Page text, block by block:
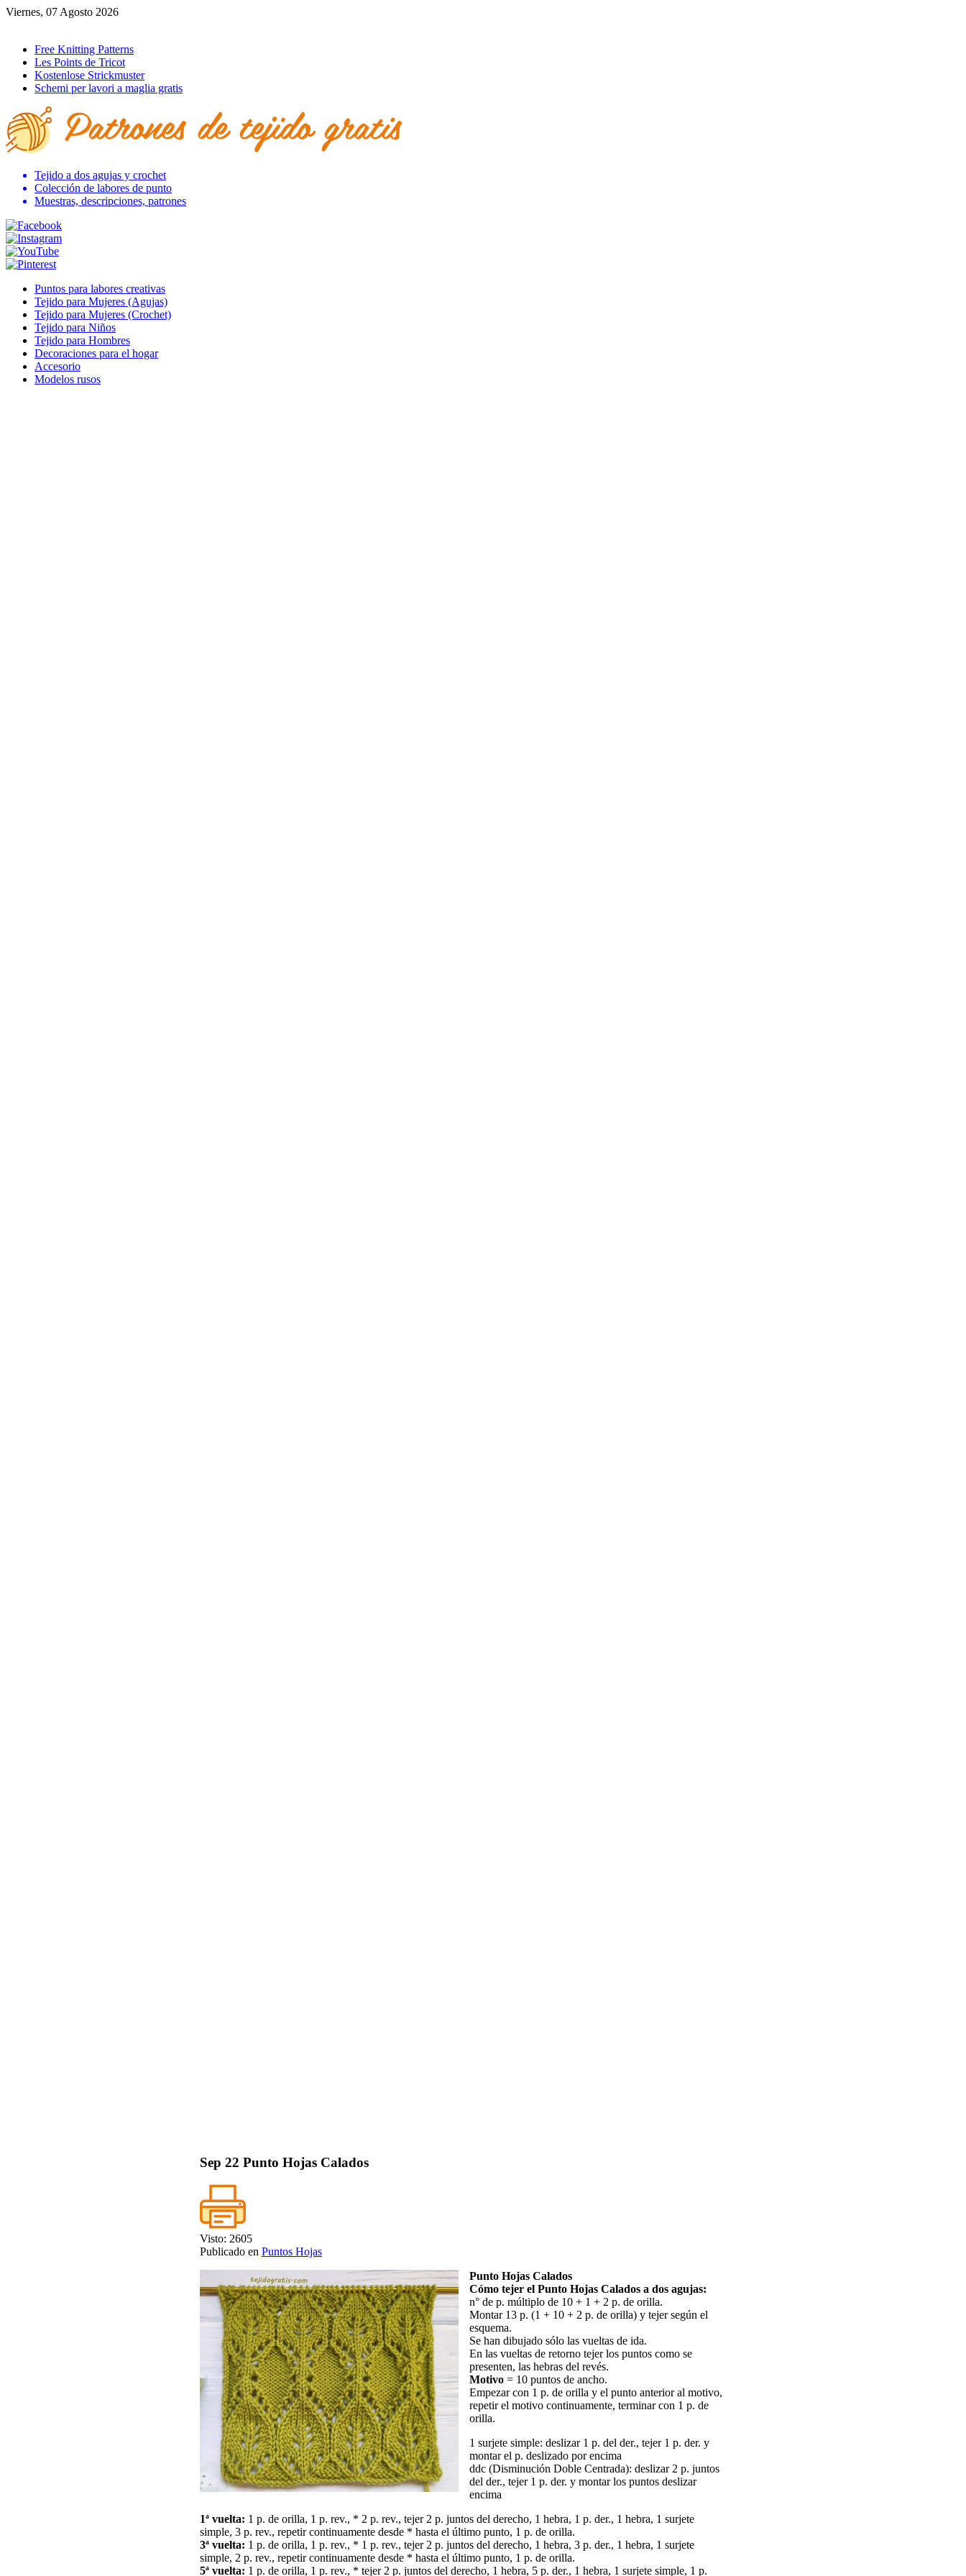
Viernes, 07 Agosto 2026
Free Knitting Patterns
Les Points de Tricot
Kostenlose Strickmuster
Schemi per lavori a maglia gratis
Tejido a dos agujas y crochet
Colección de labores de punto
Muestras, descripciones, patrones
Puntos para labores creativas
Tejido para Mujeres (Agujas)
Tejido para Mujeres (Crochet)
Tejido para Niños
Tejido para Hombres
Decoraciones para el hogar
Accesorio
Modelos rusos
Sep 22 Punto Hojas Calados
Visto: 2605
Publicado en Puntos Hojas
Punto Hojas Calados
Cómo tejer el Punto Hojas Calados a dos agujas:
n° de p. múltiplo de 10 + 1 + 2 p. de orilla.
Montar 13 p. (1 + 10 + 2 p. de orilla) y tejer según el
esquema.
Se han dibujado sólo las vueltas de ida.
En las vueltas de retorno tejer los puntos como se
presenten, las hebras del revés.
Motivo = 10 puntos de ancho.
Empezar con 1 p. de orilla y el punto anterior al motivo,
repetir el motivo continuamente, terminar con 1 p. de
orilla.
1 surjete simple: deslizar 1 p. del der., tejer 1 p. der. y
montar el p. deslizado por encima
ddc (Disminución Doble Centrada): deslizar 2 p. juntos
del der., tejer 1 p. der. y montar los puntos deslizar
encima
1ª vuelta: 1 p. de orilla, 1 p. rev., * 2 p. rev., tejer 2 p. juntos del derecho, 1 hebra, 1 p. der., 1 hebra, 1 surjete
simple, 3 p. rev., repetir continuamente desde * hasta el último punto, 1 p. de orilla.
3ª vuelta: 1 p. de orilla, 1 p. rev., * 1 p. rev., tejer 2 p. juntos del derecho, 1 hebra, 3 p. der., 1 hebra, 1 surjete
simple, 2 p. rev., repetir continuamente desde * hasta el último punto, 1 p. de orilla.
5ª vuelta: 1 p. de orilla, 1 p. rev., * tejer 2 p. juntos del derecho, 1 hebra, 5 p. der., 1 hebra, 1 surjete simple, 1 p.